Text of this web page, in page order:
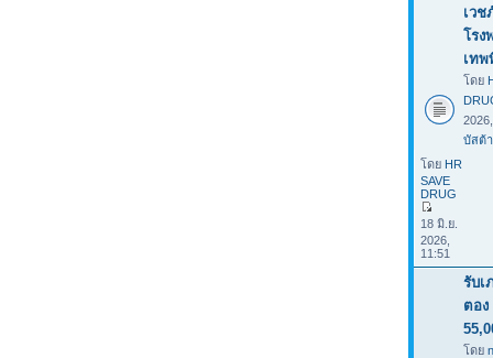
เว
โรง
เท
โดย
บัสต้า
โดย HR
SAVE
DRUG
18 มิ.ย.
2026,
11:51
รับเ
ตอง
โดย